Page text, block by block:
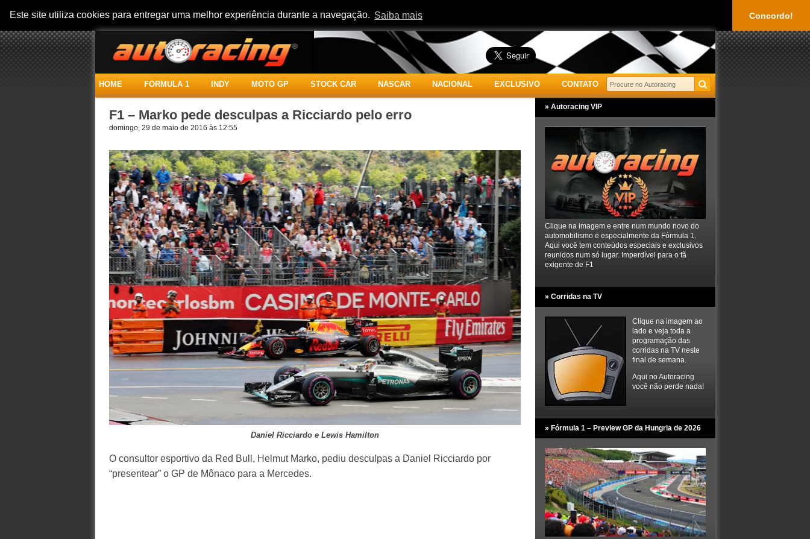
Este site utiliza cookies para entregar uma melhor experiência durante a navegação. Saiba mais Concordo!
HOME FORMULA 1 INDY MOTO GP STOCK CAR NASCAR NACIONAL EXCLUSIVO CONTATO
F1 – Marko pede desculpas a Ricciardo pelo erro
domingo, 29 de maio de 2016 às 12:55
Daniel Ricciardo e Lewis Hamilton
O consultor esportivo da Red Bull, Helmut Marko, pediu desculpas a Daniel Ricciardo por
“presentear” o GP de Mônaco para a Mercedes.
» Autoracing VIP
Clique na imagem e entre num mundo novo do
automobilismo e especialmente da Fórmula 1.
Aqui você tem conteúdos especiais e exclusivos
reunidos num só lugar. Imperdível para o fã
exigente de F1
» Corridas na TV
Clique na imagem ao
lado e veja toda a
programação das
corridas na TV neste
final de semana.
Aqui no Autoracing
você não perde nada!
» Fórmula 1 – Preview GP da Hungria de 2026